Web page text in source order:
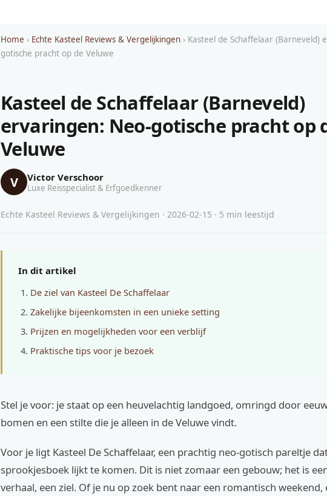
Home › Echte Kasteel Reviews & Vergelijkingen › Kasteel de Schaffelaar (Barneveld)
gotische pracht op de Veluwe
Kasteel de Schaffelaar (Barneveld)
ervaringen: Neo-gotische pracht op
Veluwe
V Victor Verschoor
Luxe Reisspecialist & Erfgoedkenner
Echte Kasteel Reviews & Vergelijkingen · 2026-02-15 · 5 min leestijd
In dit artikel
De ziel van Kasteel De Schaffelaar
Zakelijke bijeenkomsten in een unieke setting
Prijzen en mogelijkheden voor een verblijf
Praktische tips voor je bezoek
Stel je voor: je staat op een heuvelachtig landgoed, omringd door
bomen en een stilte die je alleen in de Veluwe vindt.
Voor je ligt Kasteel De Schaffelaar, een prachtig neo-gotisch pareltje
sprookjesboek lijkt te komen. Dit is niet zomaar een gebouw; het is
verhaal, een ziel. Of je nu op zoek bent naar een romantisch weekend,